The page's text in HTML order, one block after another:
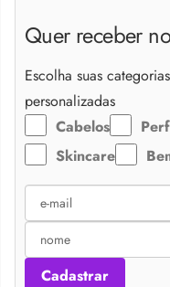
Quer receber
Escolha suas
personalizadas
Cabelos
Skincare
Cadastrar